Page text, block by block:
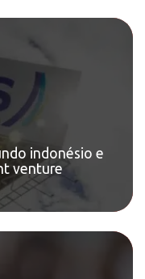
indonésio e
venture